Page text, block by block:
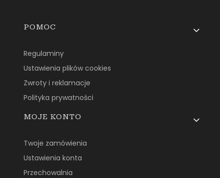
Linki w stopce
POMOC
Regulaminy
Ustawienia plików cookies
Zwroty i reklamacje
Polityka prywatności
MOJE KONTO
Twoje zamówienia
Ustawienia konta
Przechowalnia